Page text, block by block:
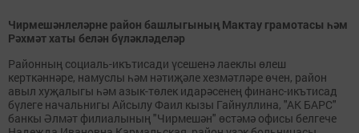
Чирмешәнлеләрне район башлыгының Мактау грамотасы һәм
Рәхмәт хаты белән бүләкләделәр
Районның социаль-икътисади үсешенә лаеклы өлеш
керткәннәре, намуслы һәм нәтиҗәле хезмәтләре өчен, район
авыл хуҗалыгы һәм азык-төлек идарәсенең финанс-икътисад
бүлеге начальнигы Айсылу Фаил кызы Гайнуллина, "АК БАРС"
банкы Әлмәт филиалының "Чирмешән" өстәмә офисы белгече